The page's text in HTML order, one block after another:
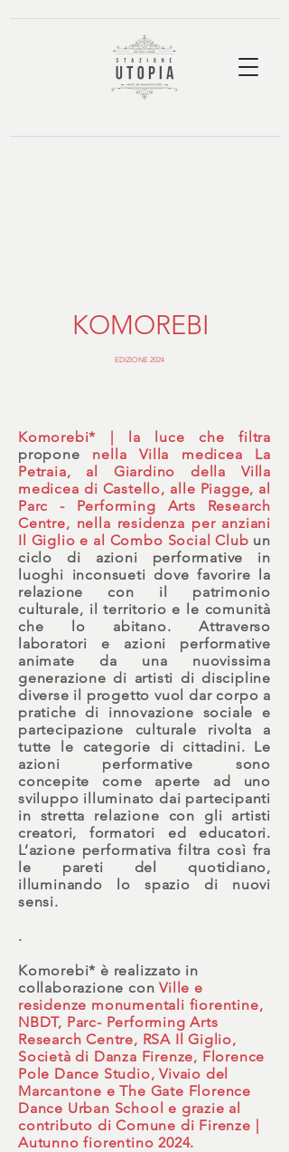
EDIZIONE 2024
KOMOREBI
Komorebi* | la luce che filtra
propone nella Villa medicea La
Petraia, al Giardino della Villa
medicea di Castello, alle Piagge, al
Parc - Performing Arts Research
Centre, nella residenza per anziani
Il Giglio e al Combo Social Club un
ciclo di azioni performative in
luoghi inconsueti dove favorire la
relazione con il patrimonio
culturale, il territorio e le comunità
che lo abitano. Attraverso
laboratori e azioni performative
animate da una nuovissima
generazione di artisti di discipline
diverse il progetto vuol dar corpo a
pratiche di innovazione sociale e
partecipazione culturale rivolta a
tutte le categorie di cittadini. Le
azioni performative sono
concepite come aperte ad uno
sviluppo illuminato dai partecipanti
in stretta relazione con gli artisti
creatori, formatori ed educatori.
L’azione performativa filtra così fra
le pareti del quotidiano,
illuminando lo spazio di nuovi
sensi.
.
Komorebi* è realizzato in
collaborazione conVille e
residenze monumentali fiorentine,
NBDT, Parc- Performing Arts
Research Centre, RSA Il Giglio,
Società di Danza Firenze, Florence
Pole Dance Studio, Vivaio del
Marcantone e The Gate Florence
Dance Urban School e grazie al
contributo di Comune di Firenze |
Autunno fiorentino 2024.